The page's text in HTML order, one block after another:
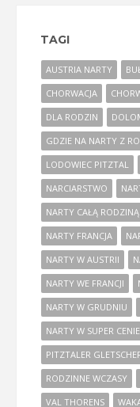
TAGI
AUSTRIA NARTY
CHORWACJA
DLA RODZIN
GDZIE NA NARTY Z
LODOWIEC PITZTAL
NARCIARSTWO
NARTY CAŁĄ RODZINĄ
NARTY FRANCJA
NARTY W AUSTRII
NARTY WE FRANCJI
NARTY W GRUDNIU
NARTY W SUPER CENIE
PITZTALER
RODZINNE WCZASY
VAL THORENS